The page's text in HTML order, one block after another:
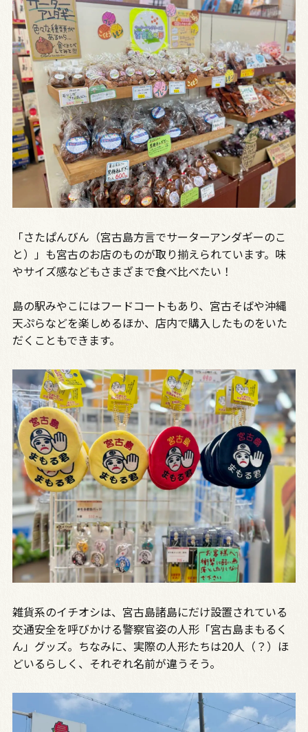
「さたぱんびん（宮古島方言でサーターアンダギーのこ
と）」も宮古のお店のものが取り揃えられています。味
やサイズ感などもさまざまで食べ比べたい！
島の駅みやこにはフードコートもあり、宮古そばや沖縄
天ぷらなどを楽しめるほか、店内で購入したものをいた
だくこともできます。
雑貨系のイチオシは、宮古島諸島にだけ設置されている
交通安全を呼びかける警察官姿の人形「宮古島まもるく
ん」グッズ。ちなみに、実際の人形たちは20人（？）ほ
どいるらしく、それぞれ名前が違うそう。